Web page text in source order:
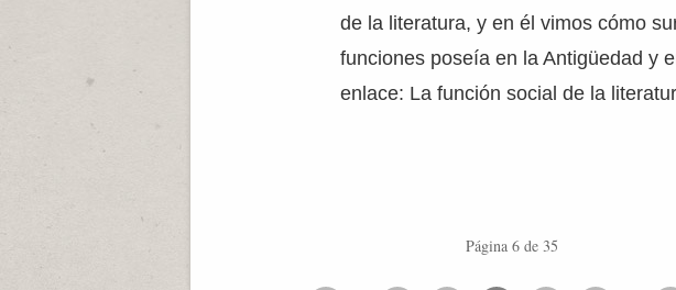
de la literatura, y en él vimos cómo
funciones poseía en la Antigüedad y
enlace: La función social de la
Página 6 de 35